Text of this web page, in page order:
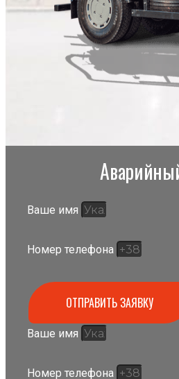
Ваше имя
Номер телефона
ОТПРАВИТЬ ЗАЯВКУ
Ваше имя
Номер телефона